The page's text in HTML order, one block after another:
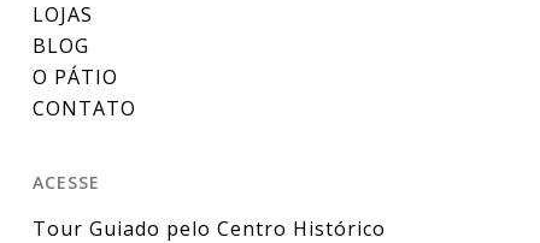
LOJAS
BLOG
O PÁTIO
CONTATO
ACESSE
Tour Guiado pelo Centro Histórico